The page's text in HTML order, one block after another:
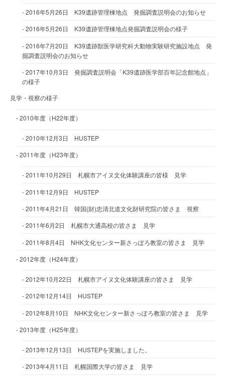
2016年5月26日 K39遺跡管理棟地点 発掘調査説明会のお知らせ
2016年5月26日 K39遺跡管理棟地点発掘調査説明会の様子
2016年7月20日 K39遺跡獣医学研究科大動物実験研究施設地点 発
掘調査説明会のお知らせ
2017年10月3日 発掘調査説明会「K39遺跡医学部百年記念館地点」
の様子
見学・視察の様子
2010年度（H22年度）
2010年12月3日 HUSTEP
2011年度（H23年度）
2011年10月29日 札幌市アイヌ文化体験講座の皆様 見学
2011年12月9日 HUSTEP
2011年4月21日 韓国(財)忠清北道文化財研究院の皆さま 視察
2011年6月2日 札幌市大通高校の皆さま 見学
2011年8月4日 NHK文化センター新さっぽろ教室の皆さま 見学
2012年度（H24年度）
2012年10月22日 札幌市アイヌ文化体験講座の皆さま 見学
2012年12月14日 HUSTEP
2012年8月10日 NHK文化センター新さっぽろ教室の皆さま 見学
2013年度（H25年度）
2013年12月13日 HUSTEPを実施しました。
2013年4月11日 札幌国際大学の皆さま 見学